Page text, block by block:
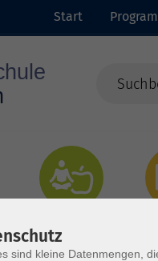
Start
sind kleine Datenmengen,